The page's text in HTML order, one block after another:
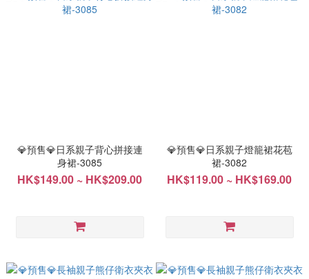
💎預售💎日系親子背心拼接連
身裙-3085
HK$149.00 ~ HK$209.00
💎預售💎日系親子燈籠裙花苞
裙-3082
HK$119.00 ~ HK$169.00